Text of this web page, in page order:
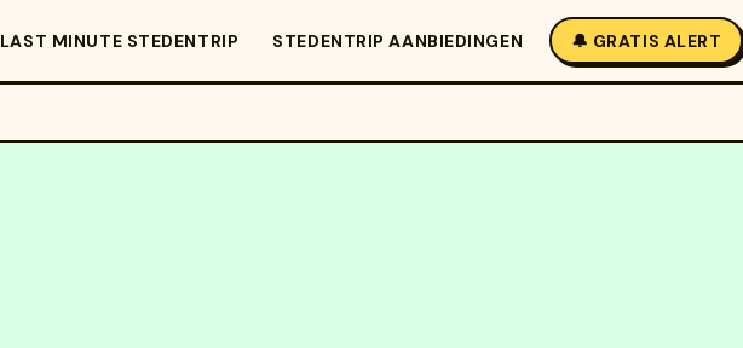
LAST MINUTE STEDENTRIP STEDENTRIP AANBIEDINGEN 🔔 GRATIS ALERT